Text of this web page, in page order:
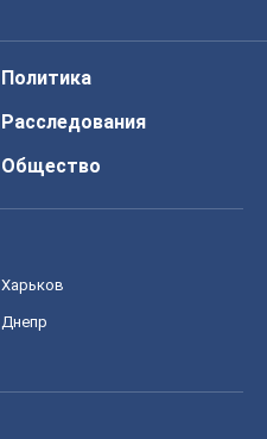
Политика
Расследования
Общество
Харьков
Днепр